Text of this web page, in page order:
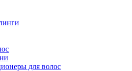
для волос